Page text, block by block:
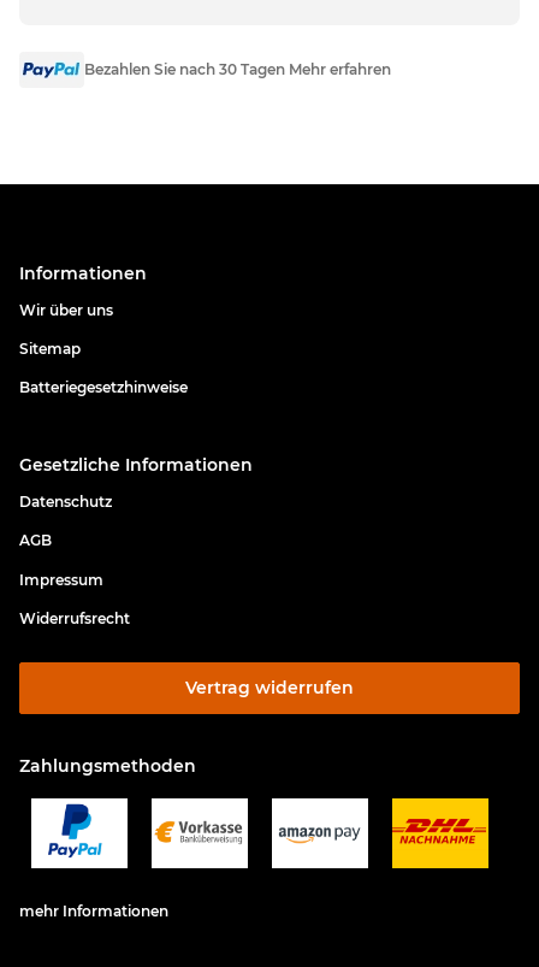
Bezahlen Sie nach 30 Tagen Mehr erfahren
Informationen
Wir über uns
Sitemap
Batteriegesetzhinweise
Gesetzliche Informationen
Datenschutz
AGB
Impressum
Widerrufsrecht
Vertrag widerrufen
Zahlungsmethoden
mehr Informationen